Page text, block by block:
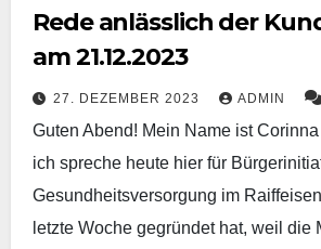
Rede anlässlich der
am 21.12.2023
27. DEZEMBER 2023 ADMIN
Guten Abend! Mein Name ist
ich spreche heute hier für
Gesundheitsversorgung im
letzte Woche gegründet hat, weil die